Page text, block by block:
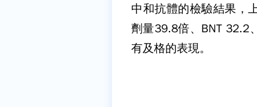
中和抗體的檢驗結果，
劑量39.8倍、BNT 32.2
有及格的表現。